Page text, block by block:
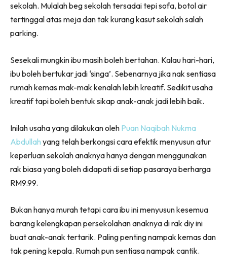
sekolah. Mulalah beg sekolah tersadai tepi sofa, botol air
tertinggal atas meja dan tak kurang kasut sekolah salah
parking.
Sesekali mungkin ibu masih boleh bertahan. Kalau hari-hari,
ibu boleh bertukar jadi ‘singa’. Sebenarnya jika nak sentiasa
rumah kemas mak-mak kenalah lebih kreatif. Sedikit usaha
kreatif tapi boleh bentuk sikap anak-anak jadi lebih baik.
Inilah usaha yang dilakukan oleh Puan Naqibah Nukma
Abdullah yang telah berkongsi cara efektik menyusun atur
keperluan sekolah anaknya hanya dengan menggunakan
rak biasa yang boleh didapati di setiap pasaraya berharga
RM9.99.
Bukan hanya murah tetapi cara ibu ini menyusun kesemua
barang kelengkapan persekolahan anaknya di rak diy ini
buat anak-anak tertarik. Paling penting nampak kemas dan
tak pening kepala. Rumah pun sentiasa nampak cantik.